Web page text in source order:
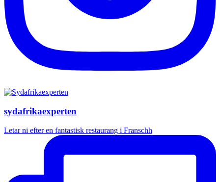
sydafrikaexperten
Letar ni efter en fantastisk restaurang i Franschh